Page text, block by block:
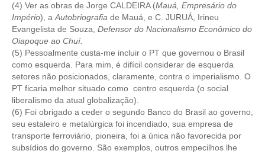
(4) Ver as obras de Jorge CALDEIRA (Mauá, Empresário do
Império), aAutobriografia de Mauá, e C. JURUÁ, Irineu
Evangelista de Souza, Defensor do Nacionalismo Econômico do
Oiapoque ao Chuí.
(5) Pessoalmente custa-me incluir o PT que governou o Brasil
como esquerda. Para mim, é difícil considerar de esquerda
setores não posicionados, claramente, contra o imperialismo. O
PT ficaria melhor situado como centro esquerda (o social
liberalismo da atual globalização).
(6) Foi obrigado a ceder o segundo Banco do Brasil ao governo,
seu estaleiro e metalúrgica foi incendiado, sua empresa de
transporte ferroviário, pioneira, foi a única não favorecida por
subsídios do governo. São exemplos, outros empecilhos lhe